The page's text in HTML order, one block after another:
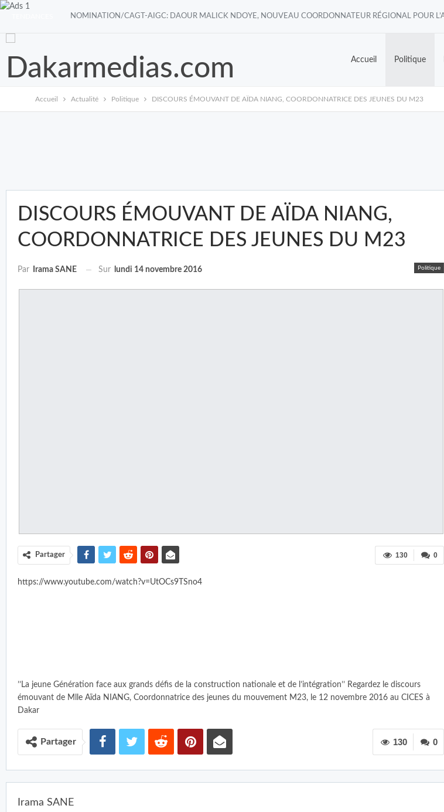
Accueil Politique
Accueil Actualité Politique DISCOURS ÉMOUVANT DE AÏDA NIANG, COORDONNATRICE DES JEUNES DU M23
DISCOURS ÉMOUVANT DE AÏDA NIANG,
COORDONNATRICE DES JEUNES DU M23
Politique
Par Irama SANE Sur lundi 14 novembre 2016
0
130
Partager
https://www.youtube.com/watch?v=UtOCs9TSno4
’’La jeune Génération face aux grands défis de la construction nationale et de l’intégration’’ Regardez le discours
émouvant de Mlle Aïda NIANG, Coordonnatrice des jeunes du mouvement M23, le 12 novembre 2016 au CICES à
Dakar
0
130
Partager
Irama SANE